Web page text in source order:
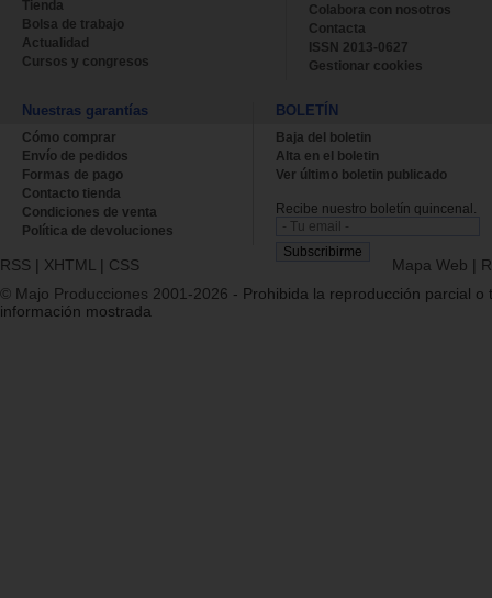
Tienda
Bolsa de trabajo
Actualidad
Cursos y congresos
Colabora con nosotros
Contacta
ISSN 2013-0627
Gestionar cookies
Nuestras garantías
Cómo comprar
Envío de pedidos
Formas de pago
Contacto tienda
Condiciones de venta
Política de devoluciones
BOLETÍN
Baja del boletin
Alta en el boletin
Ver último boletin publicado
Recibe nuestro boletín quincenal.
RSS | XHTML | CSS Mapa Web |
© Majo Producciones 2001-2026 - Prohibida la reproducción parcial o
información mostrada